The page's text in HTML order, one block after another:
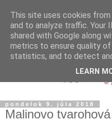
pondelok 9. júla 2018
Malinovo
This site uses cookies
and to analyze traffic. Your
shared with Google along
metrics to ensure quality
statistics, and to detect
LEARN